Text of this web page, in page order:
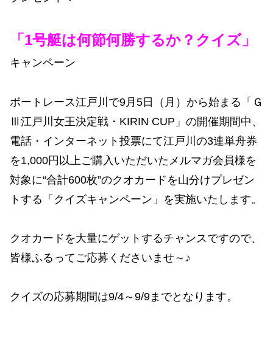
「1号艇は何節何勝するか？クイズ」
キャンペーン
ボートレース江戸川で9月5日（月）から始まる「Ｇ
Ⅲ江戸川女王決定戦・KIRIN CUP」の開催期間中、
電話・インターネット投票にて江戸川の3連単舟券
を1,000円以上ご購入いただいたメルマガ会員様を
対象に“合計600枚”のクオカードを山分けプレゼン
トする「クイズキャンペーン」を実施いたします。
クオカードを大量にゲットするチャンスですので、
皆様ふるってご応募くださいませ～♪
クイズの応募期間は9/4～9/9までとなります。